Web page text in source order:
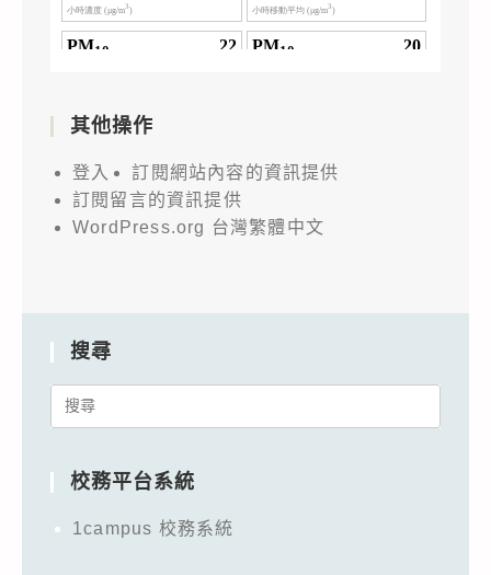
其他操作
登入
訂閱網站內容的資訊提供
訂閱留言的資訊提供
WordPress.org 台灣繁體中文
搜尋
Search
校務平台系統
1campus 校務系統